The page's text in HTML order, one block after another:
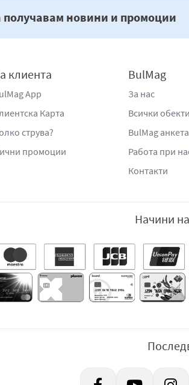
получавам новини и промоции
клиента
App
Карта
струва?
промоции
BulMag
За нас
Всички обекти
BulMag анкета
Работа при
Контакти
Начини